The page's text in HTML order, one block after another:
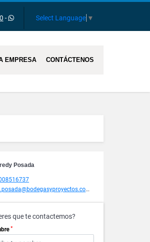
- Select Language ▼
EMPRESA CONTÁCTENOS
Posada
que te contactemos?
*